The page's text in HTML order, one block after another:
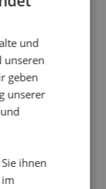
und
unseren
geben
unserer
ihnen
im